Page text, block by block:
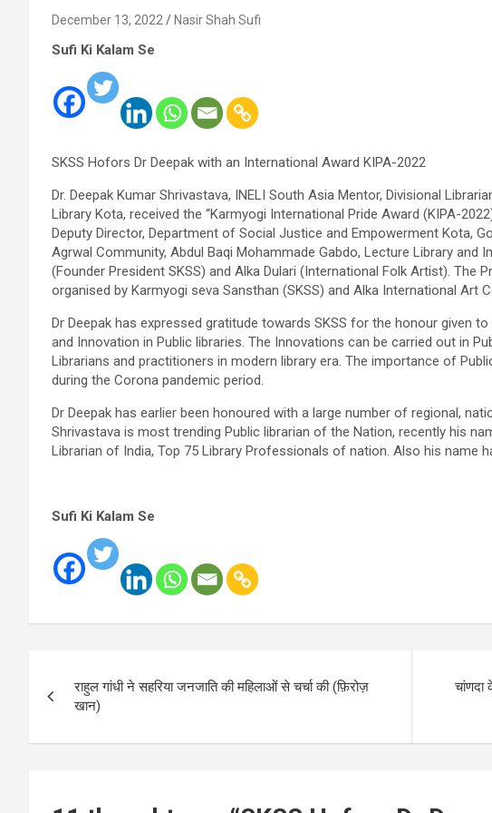
December 13, 2022 Nasir Shah Sufi
Sufi Ki Kalam Se
SKSS Hofors Dr Deepak with an International Award KIPA-2022
Dr. Deepak Kumar Shrivastava, INELI South Asia Mentor, Divisional
Library Kota, received the “Karmyogi International Pride Award (KIPA-
Deputy Director, Department of Social Justice and Empowerment Kota,
Agrwal Community, Abdul Baqi Mohammade Gabdo, Lecture Library and
(Founder President SKSS) and Alka Dulari (International Folk Artist). The
organised by Karmyogi seva Sansthan (SKSS) and Alka International Art
Dr Deepak has expressed gratitude towards SKSS for the honour given
and Innovation in Public libraries. The Innovations can be carried out in
Librarians and practitioners in modern library era. The importance of
during the Corona pandemic period.
Dr Deepak has earlier been honoured with a large number of regional,
Shrivastava is most trending Public librarian of the Nation, recently his
Librarian of India, Top 75 Library Professionals of nation. Also his name
Sufi Ki Kalam Se
navigation
राहुल गांधी ने सहरिया जनजाति की महिलाओं से चर्चा की (फ़िरोज़
खान)
चांणदा